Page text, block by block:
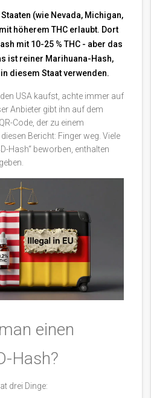
Staaten (wie Nevada, Michigan,
höherem THC erlaubt. Dort
mit 10-25 % THC - aber das
ist reiner Marihuana-Hash,
diesem Staat verwenden.
USA kaufst, achte immer auf
Anbieter gibt ihn auf dem
Code, der zu einem
Bericht: Finger weg. Viele
Hash“ beworben, enthalten
einen
Hash?
drei Dinge: